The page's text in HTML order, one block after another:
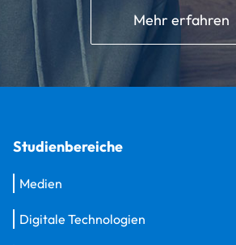
Mehr erfahren
Studienbereiche
Medien
Digitale Technologien